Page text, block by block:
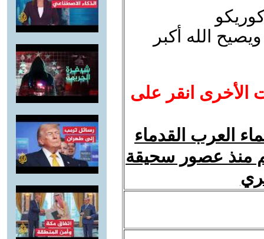
الله أكبر
الأخرى انقر على
العرب القدماء
منذ عصور سحيقة